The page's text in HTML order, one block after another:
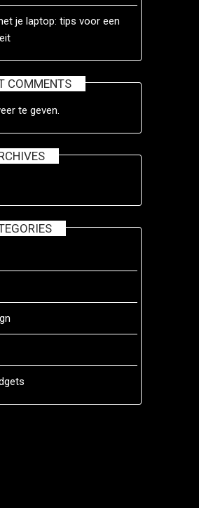
je laptop: tips voor een
COMMENTS
te geven.